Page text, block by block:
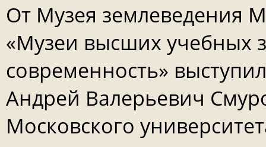
От Музея землеведения
«Музеи высших учебных
современность»
Андрей Валерьевич
Московского